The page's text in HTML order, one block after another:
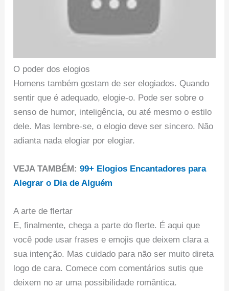
O poder dos elogios
Homens também gostam de ser elogiados. Quando
sentir que é adequado, elogie-o. Pode ser sobre o
senso de humor, inteligência, ou até mesmo o estilo
dele. Mas lembre-se, o elogio deve ser sincero. Não
adianta nada elogiar por elogiar.
VEJA TAMBÉM:99+ Elogios Encantadores para
Alegrar o Dia de Alguém
A arte de flertar
E, finalmente, chega a parte do flerte. É aqui que
você pode usar frases e emojis que deixem clara a
sua intenção. Mas cuidado para não ser muito direta
logo de cara. Comece com comentários sutis que
deixem no ar uma possibilidade romântica.